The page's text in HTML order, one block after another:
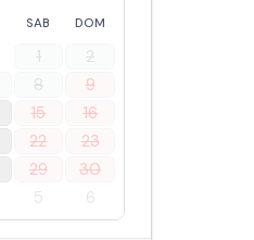
SAB DOM
1
2
8
9
15
16
22
23
29
30
5 6